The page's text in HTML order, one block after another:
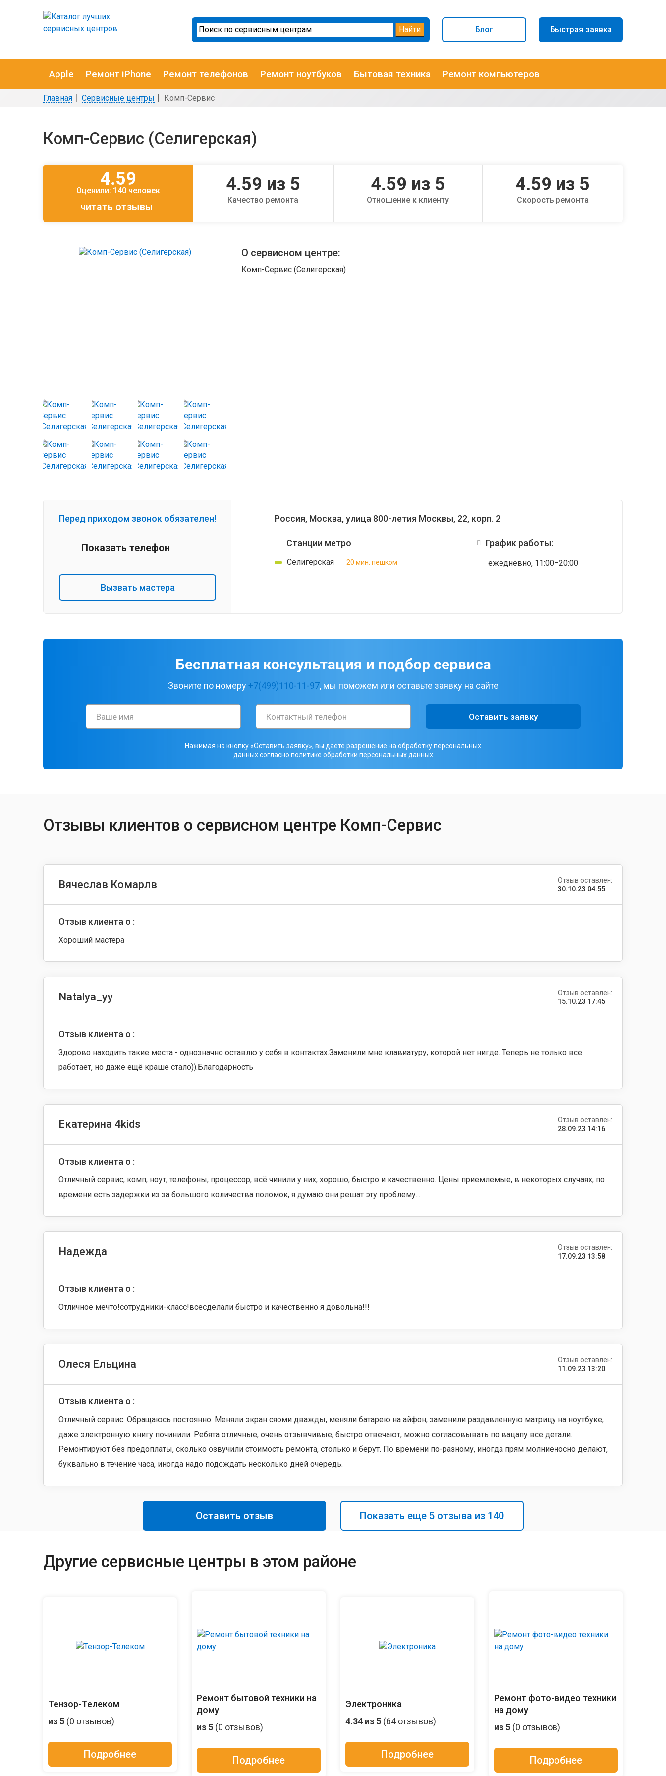
Блог Быстрая заявка
Apple Ремонт iPhone Ремонт телефонов Ремонт ноутбуков Бытовая техника Ремонт компьютеров
Главная Сервисные центры Комп-Сервис
Комп-Сервис (Селигерская)
4.59
Оценили: 140 человек
читать отзывы
4.59 из 5
Качество ремонта
4.59 из 5
Отношение к клиенту
4.59 из 5
Скорость ремонта
О сервисном центре:
Комп-Сервис (Селигерская)
Перед приходом звонок обязателен!
Показать телефон
Вызвать мастера
Россия, Москва, улица 800-летия Москвы, 22, корп. 2
Станции метро
Селигерская 20 мин. пешком
График работы:
ежедневно, 11:00–20:00
Бесплатная консультация и подбор сервиса
Звоните по номеру+7(499)110-11-97, мы поможем или оставьте заявку на сайте
Оставить заявку
Нажимая на кнопку «Оставить заявку», вы даете разрешение на обработку персональных
данных согласно политике обработки персональных данных
Отзывы клиентов о сервисном центре Комп-Сервис
Вячеслав Комарлв
Отзыв оставлен:
30.10.23 04:55
Отзыв клиента о :
Хороший мастера
Natalya_yy
Отзыв оставлен:
15.10.23 17:45
Отзыв клиента о :
Здорово находить такие места - однозначно оставлю у себя в контактах.Заменили мне клавиатуру, которой нет нигде. Теперь не только все
работает, но даже ещё краше стало)).Благодарность
Екатерина 4kids
Отзыв оставлен:
28.09.23 14:16
Отзыв клиента о :
Отличный сервис, комп, ноут, телефоны, процессор, всё чинили у них, хорошо, быстро и качественно. Цены приемлемые, в некоторых случаях, по
времени есть задержки из за большого количества поломок, я думаю они решат эту проблему...
Надежда
Отзыв оставлен:
17.09.23 13:58
Отзыв клиента о :
Отличное мечто!сотрудники-класс!всесделали быстро и качественно я довольна!!!
Олеся Ельцина
Отзыв оставлен:
11.09.23 13:20
Отзыв клиента о :
Отличный сервис. Обращаюсь постоянно. Меняли экран сяоми дважды, меняли батарею на айфон, заменили раздавленную матрицу на ноутбуке,
даже электронную книгу починили. Ребята отличные, очень отзывчивые, быстро отвечают, можно согласовывать по вацапу все детали.
Ремонтируют без предоплаты, сколько озвучили стоимость ремонта, столько и берут. По времени по-разному, иногда прям молниеносно делают,
буквально в течение часа, иногда надо подождать несколько дней очередь.
Оставить отзыв Показать еще 5 отзыва из 140
Другие сервисные центры в этом районе
Тензор-Телеком
из 5 (0 отзывов)
Подробнее
Ремонт бытовой техники на
дому
из 5 (0 отзывов)
Подробнее
Электроника
4.34 из 5 (64 отзывов)
Подробнее
Ремонт фото-видео техники
на дому
из 5 (0 отзывов)
Подробнее